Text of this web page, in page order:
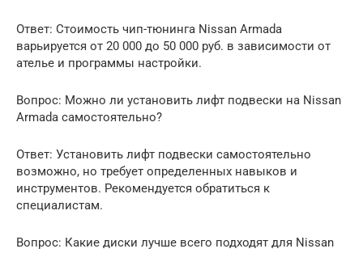
Ответ: Стоимость чип-тюнинга Nissan Armada
варьируется от 20 000 до 50 000 руб. в зависимости от
ателье и программы настройки.
Вопрос: Можно ли установить лифт подвески на Nissan
Armada самостоятельно?
Ответ: Установить лифт подвески самостоятельно
возможно, но требует определенных навыков и
инструментов. Рекомендуется обратиться к
специалистам.
Вопрос: Какие диски лучше всего подходят для Nissan